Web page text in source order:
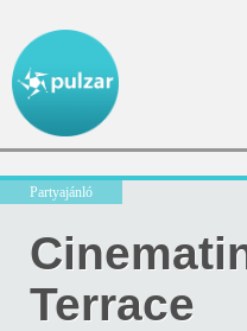
Partyajánló
Terrace